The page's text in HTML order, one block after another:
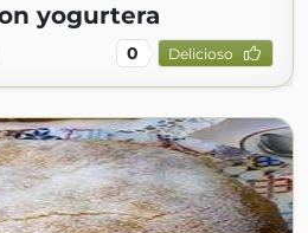
yogurtera
0 Delicioso